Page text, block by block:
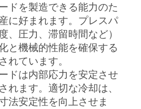
ドを製造できる能力のた
に好まれます。プレスパ
、圧力、滞留時間など）
と機械的性能を確保する
れています。
ドは内部応力を安定させ
れます。適切な冷却は、
法安定性を向上させま